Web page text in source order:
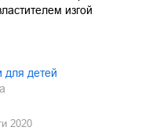
изгой
для детей
2020